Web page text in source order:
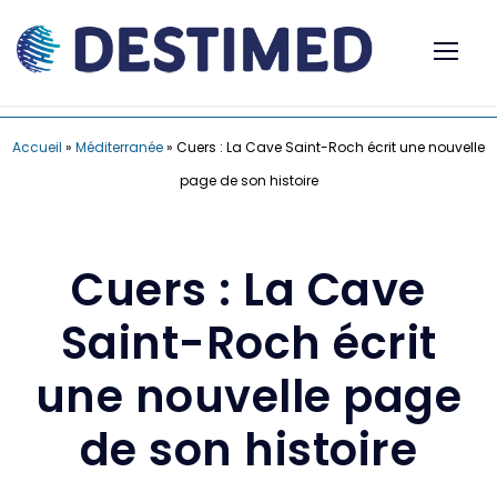
Accueil » Méditerranée» Cuers : La Cave Saint-Roch écrit une nouvelle
page de son histoire
Cuers : La Cave
Saint-Roch écrit
une nouvelle page
de son histoire